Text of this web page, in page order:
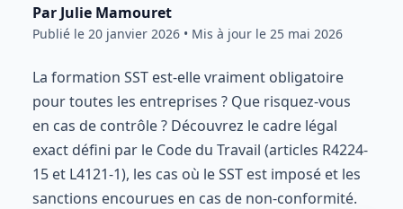
Par Julie Mamouret
Publié le 20 janvier 2026 • Mis à jour le 25 mai 2026
La formation SST est-elle vraiment obligatoire
pour toutes les entreprises ? Que risquez-vous
en cas de contrôle ? Découvrez le cadre légal
exact défini par le Code du Travail (articles R4224-
15 et L4121-1), les cas où le SST est imposé et les
sanctions encourues en cas de non-conformité.